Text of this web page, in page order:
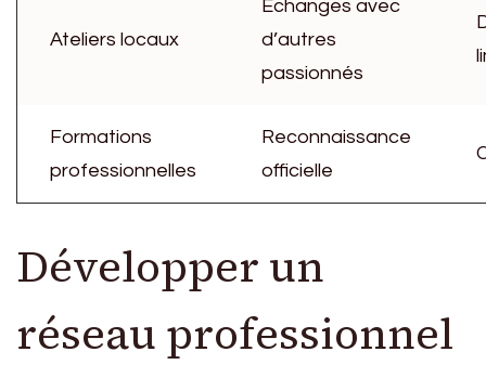
Ateliers locaux
Échanges avec
d’autres
passionnés
Formations
professionnelles
Reconnaissance
officielle
Développer un
réseau professionnel